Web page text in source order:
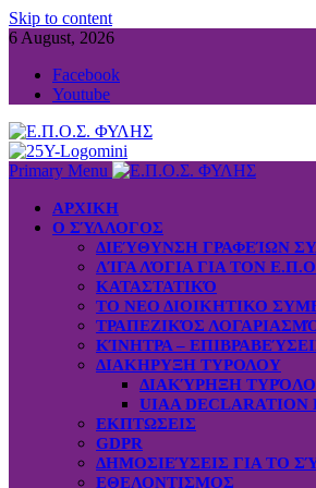
Skip to content
6 August, 2026
Facebook
Youtube
Primary Menu
ΑΡΧΙΚΗ
Ο ΣΎΛΛΟΓΟΣ
ΔΙΕΎΘΥΝΣΗ ΓΡΑΦΕΊΩΝ
ΛΊΓΑ ΛΌΓΙΑ ΓΙΑ ΤΟΝ
ΚΑΤΑΣΤΑΤΙΚΌ
ΤΟ ΝΕΟ ΔΙΟΙΚΗΤΙΚΟ
ΤΡΑΠΕΖΙΚΌΣ
ΚΊΝΗΤΡΑ –
ΔΙΑΚΗΡΥΞΗ ΤΥΡΟΛΟΥ
ΔΙΑΚΎΡΗΞΗ
UIAA
ΕΚΠΤΩΣΕΙΣ
GDPR
ΔΗΜΟΣΙΕΎΣΕΙΣ ΓΙΑ ΤΟ
ΕΘΕΛΟΝΤΙΣΜΟΣ